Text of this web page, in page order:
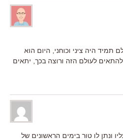
תמיד היה ציני וכוחני, היום הוא
לעולם הזה ורוצה בכך, יתאים
ונתן לו טור בימים הראשונים של